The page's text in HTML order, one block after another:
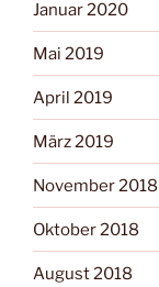
Januar 2020
Mai 2019
April 2019
März 2019
November 2018
Oktober 2018
August 2018